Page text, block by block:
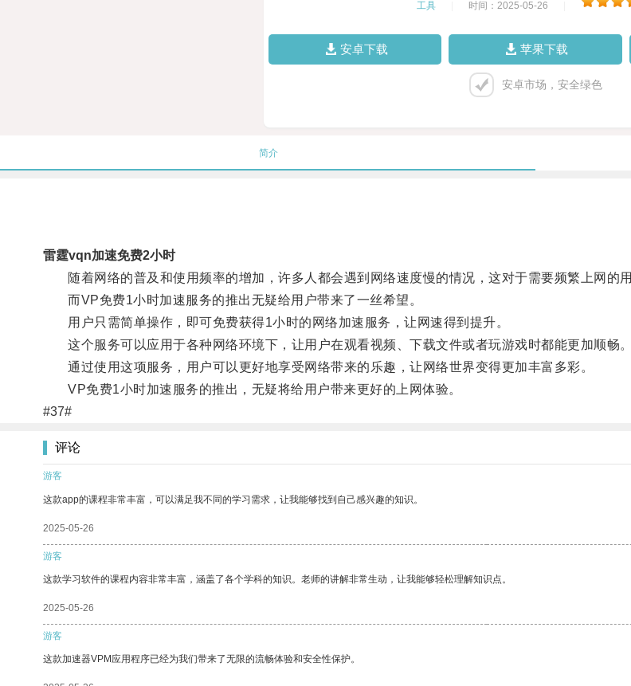
工具 时间：2025-05-26
安卓下载 苹果下载
安卓市场，安全绿色
简介
雷霆vqn加速免费2小时
随着网络的普及和使用频率的增加，许多人都会遇到网络速度慢的情况，这对于需要频繁上网的用
而VP免费1小时加速服务的推出无疑给用户带来了一丝希望。
用户只需简单操作，即可免费获得1小时的网络加速服务，让网速得到提升。
这个服务可以应用于各种网络环境下，让用户在观看视频、下载文件或者玩游戏时都能更加顺畅。
通过使用这项服务，用户可以更好地享受网络带来的乐趣，让网络世界变得更加丰富多彩。
VP免费1小时加速服务的推出，无疑将给用户带来更好的上网体验。
#37#
评论
游客
这款app的课程非常丰富，可以满足我不同的学习需求，让我能够找到自己感兴趣的知识。
2025-05-26
游客
这款学习软件的课程内容非常丰富，涵盖了各个学科的知识。老师的讲解非常生动，让我能够轻松理解知识点。
2025-05-26
游客
这款加速器VPM应用程序已经为我们带来了无限的流畅体验和安全性保护。